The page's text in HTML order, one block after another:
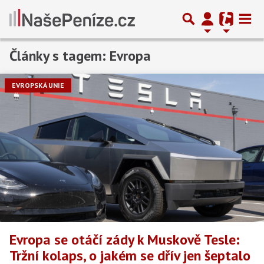
Články s tagem: Evropa
EVROPSKÁ UNIE
Evropa se otáčí zády k Muskově Tesle:
Tržní kolaps, o jakém se dřív jen šeptalo
Předchozí 1 2 3 6 Další